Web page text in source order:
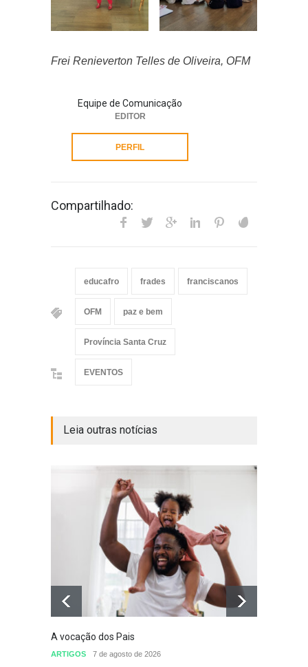
Frei Renieverton Telles de Oliveira, OFM
Equipe de Comunicação
EDITOR
PERFIL
Compartilhado:
educafro frades franciscanos
OFM paz e bem
Província Santa Cruz
EVENTOS
Leia outras notícias
A vocação dos Pais
ARTIGOS 7 de agosto de 2026